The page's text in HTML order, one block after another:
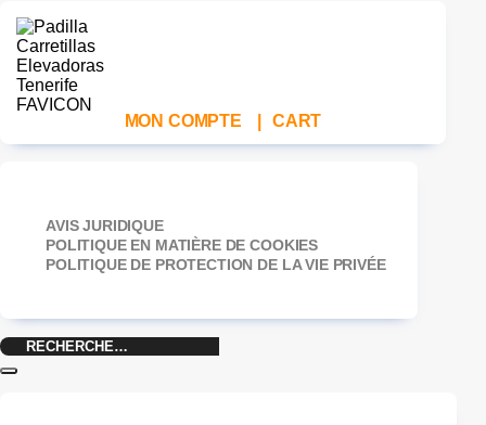
MON COMPTE CART
AVIS JURIDIQUE
POLITIQUE EN MATIÈRE DE COOKIES
POLITIQUE DE PROTECTION DE LA VIE PRIVÉE
Recherche
pour :